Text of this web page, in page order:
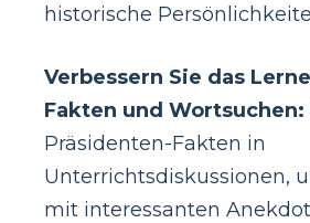
historische
Verbessern Sie das
Fakten und Wortsuchen:
Präsidenten-Fakten in
Unterrichtsdiskussionen,
mit interessanten